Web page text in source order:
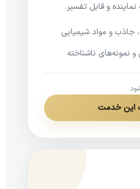
و قابل تفسیر.
جاذب و مواد شیمیایی
نمونه‌های ناشناخته
این خدمت